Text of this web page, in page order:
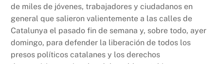
de miles de jóvenes, trabajadores y ciudadanos en
general que salieron valientemente a las calles de
Catalunya el pasado fin de semana y, sobre todo, ayer
domingo, para defender la liberación de todos los
presos políticos catalanes y los derechos